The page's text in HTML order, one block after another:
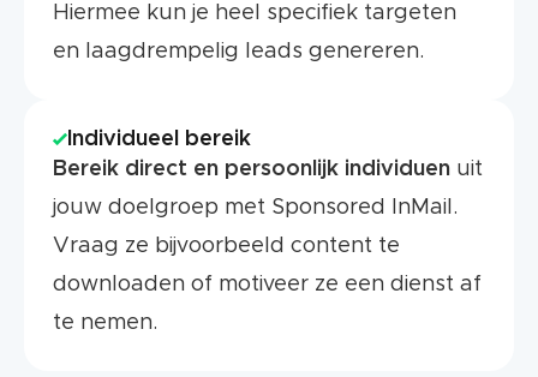
Hiermee kun je heel specifiek targeten
en laagdrempelig leads genereren.
Individueel bereik
Bereik direct en persoonlijk individuen uit
jouw doelgroep met Sponsored InMail.
Vraag ze bijvoorbeeld content te
downloaden of motiveer ze een dienst af
te nemen.